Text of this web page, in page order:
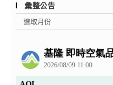
彙整公告
整
選取月份